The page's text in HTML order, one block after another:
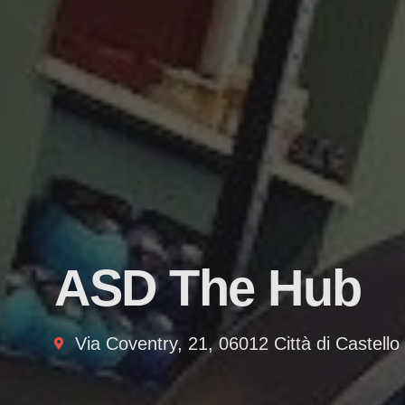
ASD The Hub
Via Coventry, 21, 06012 Città di Castello